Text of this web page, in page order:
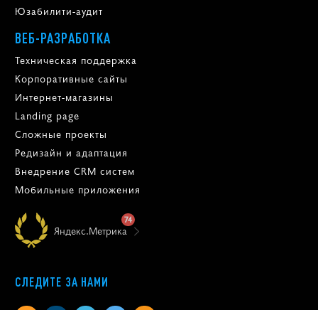
Юзабилити-аудит
ВЕБ-РАЗРАБОТКА
Техническая поддержка
Корпоративные сайты
Интернет-магазины
Landing page
Сложные проекты
Редизайн и адаптация
Внедрение CRM систем
Мобильные приложения
Яндекс.Метрика
74
СЛЕДИТЕ ЗА НАМИ